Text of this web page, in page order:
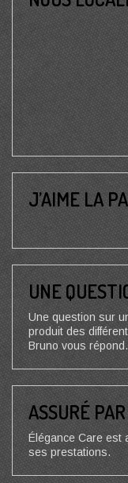
J’AIME LA
UNE
Une question sur
produit des
Bruno vous répond.
ASSURÉ
Élégance Care est
ses prestations.